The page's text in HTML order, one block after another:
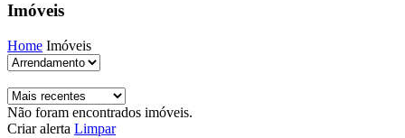
Imóveis
Home Imóveis
Não foram encontrados imóveis.
Criar alerta Limpar